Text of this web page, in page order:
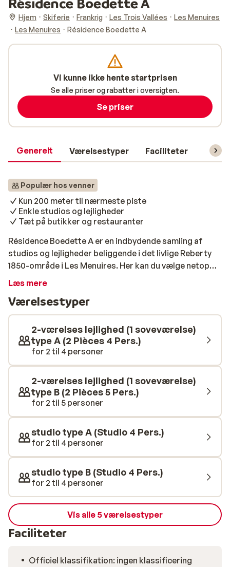
Hjem Skiferie Frankrig Les Trois Vallées
Les Menuires
Les Menuires
Résidence Boedette A
Generelt Værelsestyper Faciliteter
Populær hos venner
Kun 200 meter til nærmeste piste
Enkle studios og lejligheder
Tæt på butikker og restauranter
Résidence Boedette A er en indbydende samling af
studios og lejligheder beliggende i det livlige Reberty
1850-område i Les Menuires. Her kan du vælge netop
den værelsestype, der passer til dine behov – hvad
rummelig lejlighed med to soveværelser, der giver
ekstra plads og komfort. Med en beliggenhed kun 200
meter fra pisterne, og 100 meter fra butikkerne, har du
alt inden for rækkevidde. Dit værelse er udstyret med
et praktisk tekøkken, så du nemt kan tilberede en
hurtig og velsmagende morgenmad og starte dagen
fuld af energi - klar til at indtage pisterne.
Læs mere
Værelsestyper
2-værelses lejlighed (1 soveværelse)
type A (2 Pièces 4 Pers.)
for 2 til 4 personer
2-værelses lejlighed (1 soveværelse)
type B (2 Pièces 5 Pers.)
for 2 til 5 personer
studio type A (Studio 4 Pers.)
for 2 til 4 personer
studio type B (Studio 4 Pers.)
for 2 til 4 personer
Vis alle 5 værelsestyper
Faciliteter
Officiel klassifikation: ingen klassificering
Vi kunne ikke hente startprisen
Se alle priser og rabatter i oversigten.
Se priser